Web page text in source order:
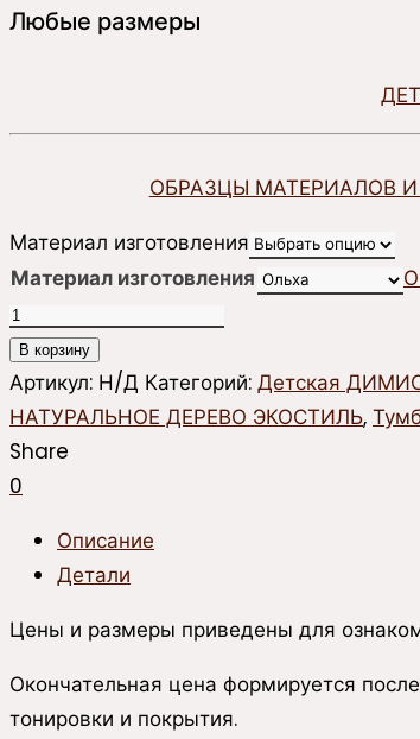
Любые размеры
ОБРАЗЦЫ МАТЕРИАЛОВ И
Материал изготовления
Материал изготовления
Количество
товара
Детский
стеллаж
с
дверками
В корзину
Артикул: Н/Д Категорий: Детская
НАТУРАЛЬНОЕ ДЕРЕВО ЭКОСТИЛЬ,
Share
0
Описание
Детали
Цены и размеры приведены для
Окончательная цена формируется
тонировки и покрытия.